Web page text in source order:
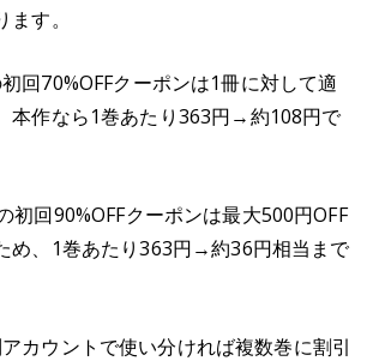
す。
回70%OFFクーポンは1冊に対して適
本作なら1巻あたり363円→約108円で
初回90%OFFクーポンは最大500円OFF
め、1巻あたり363円→約36円相当まで
カウントで使い分ければ複数巻に割引